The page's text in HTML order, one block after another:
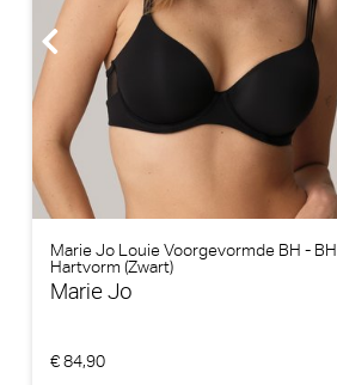
Marie Jo Louie Voorgevormde BH - BH
Hartvorm (Zwart)
Marie Jo
€ 84,90